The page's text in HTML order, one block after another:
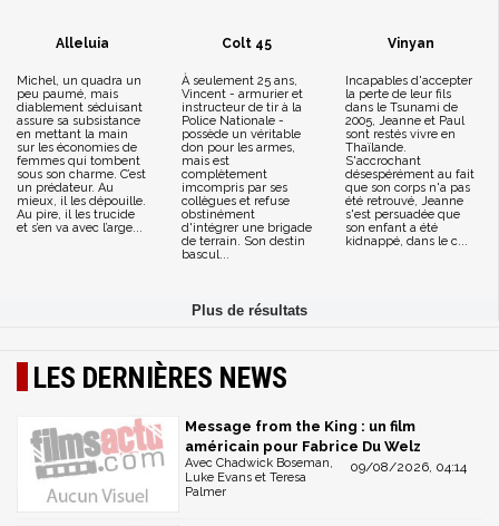
Alleluia
Michel, un quadra un
peu paumé, mais
diablement séduisant
assure sa subsistance
en mettant la main
sur les économies de
femmes qui tombent
sous son charme. C’est
un prédateur. Au
mieux, il les dépouille.
Au pire, il les trucide
et s’en va avec l’arge...
Colt 45
À seulement 25 ans,
Vincent - armurier et
instructeur de tir à la
Police Nationale -
possède un véritable
don pour les armes,
mais est
complètement
imcompris par ses
collègues et refuse
obstinément
d'intégrer une brigade
de terrain. Son destin
bascul...
Vinyan
Incapables d'accepter
la perte de leur fils
dans le Tsunami de
2005, Jeanne et Paul
sont restés vivre en
Thaïlande.
S'accrochant
désespérément au fait
que son corps n'a pas
été retrouvé, Jeanne
s'est persuadée que
son enfant a été
kidnappé, dans le c...
LES DERNIÈRES NEWS
Message from the King : un film
américain pour Fabrice Du Welz
09/08/2026, 04:14
Avec Chadwick Boseman,
Luke Evans et Teresa
Palmer